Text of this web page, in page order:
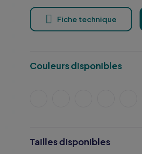
Fiche technique
Couleurs disponibles
Tailles disponibles